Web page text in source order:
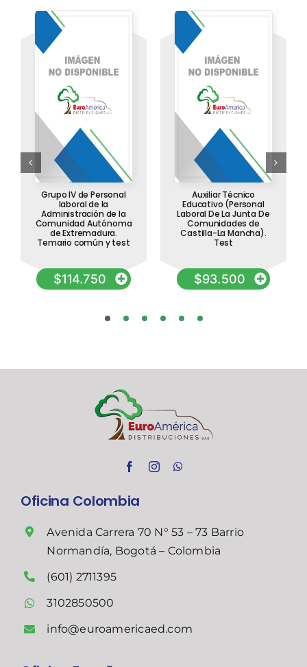
materias
específicas
(Discapacidad)
cantidad
Grupo IV de Personal
laboral de la
Administración de la
Comunidad Autónoma
de Extremadura.
Temario común y test
$114.750
Auxiliar Técnico
Educativo (Personal
Laboral De La Junta De
Comunidades de
Castilla-La Mancha).
Test
$93.500
Oficina Colombia
Avenida Carrera 70 N° 53 – 73 Barrio
Normandía, Bogotá – Colombia
(601) 2711395
3102850500
info@euroamericaed.com